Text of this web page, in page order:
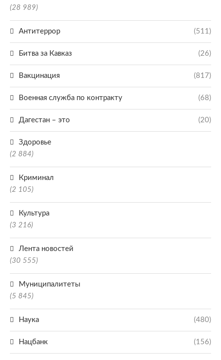
(28 989)
Антитеррор (511)
Битва за Кавказ (26)
Вакцинация (817)
Военная служба по контракту (68)
Дагестан – это (20)
Здоровье
(2 884)
Криминал
(2 105)
Культура
(3 216)
Лента новостей
(30 555)
Муниципалитеты
(5 845)
Наука (480)
Нацбанк (156)